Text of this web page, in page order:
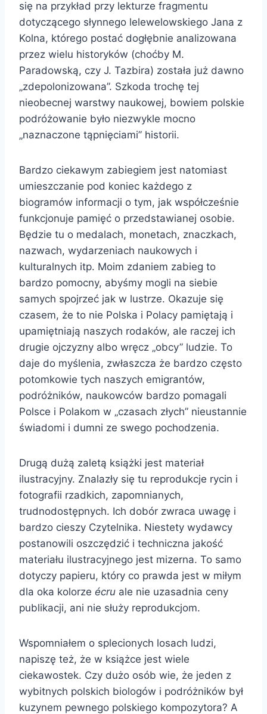
się na przykład przy lekturze fragmentu
dotyczącego słynnego lelewelowskiego Jana z
Kolna, którego postać dogłębnie analizowana
przez wielu historyków (choćby M.
Paradowską, czy J. Tazbira) została już dawno
„zdepolonizowana”. Szkoda trochę tej
nieobecnej warstwy naukowej, bowiem polskie
podróżowanie było niezwykle mocno
„naznaczone tąpnięciami” historii.
Bardzo ciekawym zabiegiem jest natomiast
umieszczanie pod koniec każdego z
biogramów informacji o tym, jak współcześnie
funkcjonuje pamięć o przedstawianej osobie.
Będzie tu o medalach, monetach, znaczkach,
nazwach, wydarzeniach naukowych i
kulturalnych itp. Moim zdaniem zabieg to
bardzo pomocny, abyśmy mogli na siebie
samych spojrzeć jak w lustrze. Okazuje się
czasem, że to nie Polska i Polacy pamiętają i
upamiętniają naszych rodaków, ale raczej ich
drugie ojczyzny albo wręcz „obcy” ludzie. To
daje do myślenia, zwłaszcza że bardzo często
potomkowie tych naszych emigrantów,
podróżników, naukowców bardzo pomagali
Polsce i Polakom w „czasach złych” nieustannie
świadomi i dumni ze swego pochodzenia.
Drugą dużą zaletą książki jest materiał
ilustracyjny. Znalazły się tu reprodukcje rycin i
fotografii rzadkich, zapomnianych,
trudnodostępnych. Ich dobór zwraca uwagę i
bardzo cieszy Czytelnika. Niestety wydawcy
postanowili oszczędzić i techniczna jakość
materiału ilustracyjnego jest mizerna. To samo
dotyczy papieru, który co prawda jest w miłym
dla oka kolorze écru ale nie uzasadnia ceny
publikacji, ani nie służy reprodukcjom.
Wspomniałem o splecionych losach ludzi,
napiszę też, że w książce jest wiele
ciekawostek. Czy dużo osób wie, że jeden z
wybitnych polskich biologów i podróżników był
kuzynem pewnego polskiego kompozytora? A